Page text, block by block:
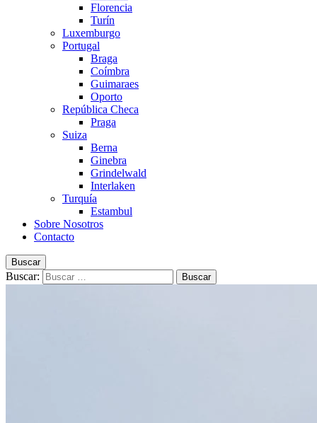
Florencia
Turín
Luxemburgo
Portugal
Braga
Coímbra
Guimaraes
Oporto
República Checa
Praga
Suiza
Berna
Ginebra
Grindelwald
Interlaken
Turquía
Estambul
Sobre Nosotros
Contacto
Buscar
Buscar: